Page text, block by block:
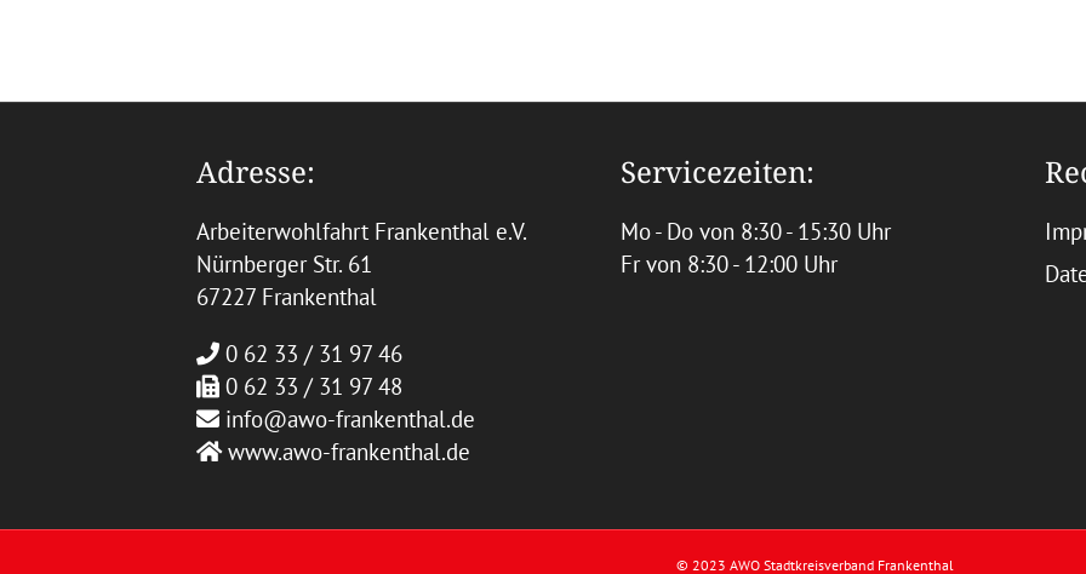
Adresse:
Arbeiterwohlfahrt Frankenthal e.V.
Nürnberger Str. 61
67227 Frankenthal
0 62 33 / 31 97 46
0 62 33 / 31 97 48
info@awo-frankenthal.de
www.awo-frankenthal.de
Servicezeiten:
Mo - Do von 8:30 - 15:30 Uhr
Fr von 8:30 - 12:00 Uhr
© 2023 AWO Stadtkreisverband Frankenthal